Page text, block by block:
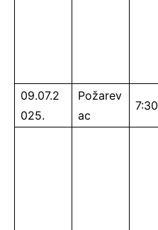
09.07.2
025.
Požarev
ac
7:30